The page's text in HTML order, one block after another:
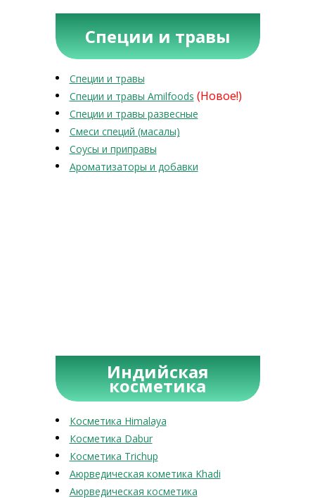
Специи и травы
Специи и травы
Специи и травы Amilfoods (Новое!)
Специи и травы развесные
Смеси специй (масалы)
Соусы и приправы
Ароматизаторы и добавки
Индийская
косметика
Косметика Himalaya
Косметика Dabur
Косметика Trichup
Аюрведическая кометика Khadi
Аюрведическая косметика